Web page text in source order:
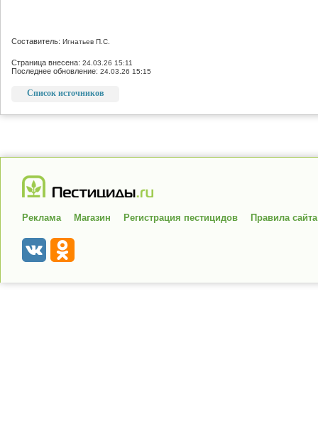
Составитель: Игнатьев П.С.
Страница внесена: 24.03.26 15:11
Последнее обновление: 24.03.26 15:15
Список источников
Реклама Магазин Регистрация пестицидов Правила сайта